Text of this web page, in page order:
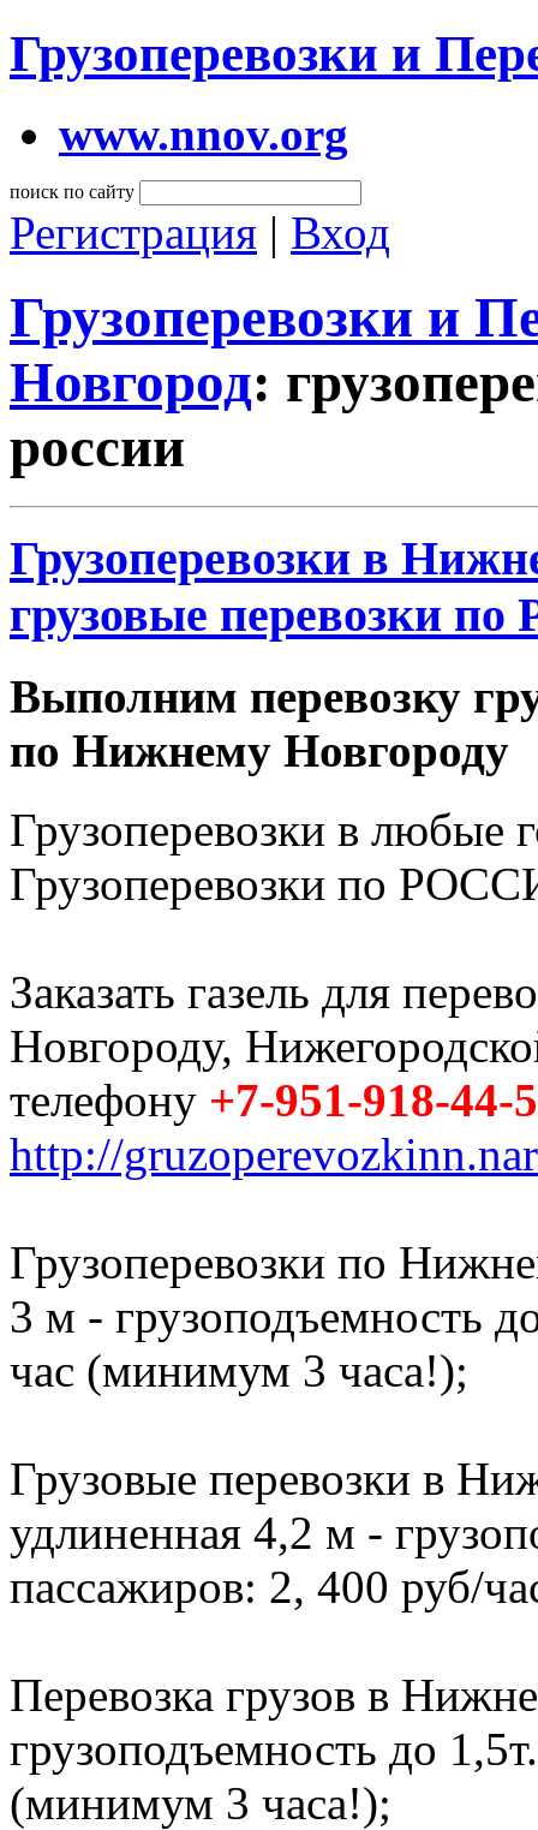
Грузоперевозки и
www.nnov.org
поиск по сайту
Регистрация | Вход
Грузоперевозки и
Новгород:
россии
Грузоперевозки в
грузовые перевозки по
Выполним перевозку
по Нижнему Новгороду
Грузоперевозки в любые
Грузоперевозки по
Заказать газель для
Новгороду,
телефону +7-951-918-44-
http://
Грузоперевозки по
3 м - грузоподъемность
час (минимум 3 часа!);
Грузовые перевозки в
удлиненная 4,2 м -
пассажиров: 2, 400 руб/
Перевозка грузов в
грузоподъемность до
(минимум 3 часа!);